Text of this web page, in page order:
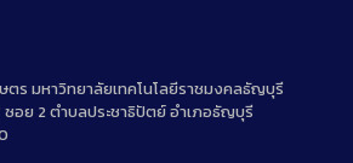
ตร มหาวิทยาลัยเทคโนโลยีราชมงคลธัญบุรี
อย 2 ตำบลประชาธิปัตย์ อำเภอธัญบุรี